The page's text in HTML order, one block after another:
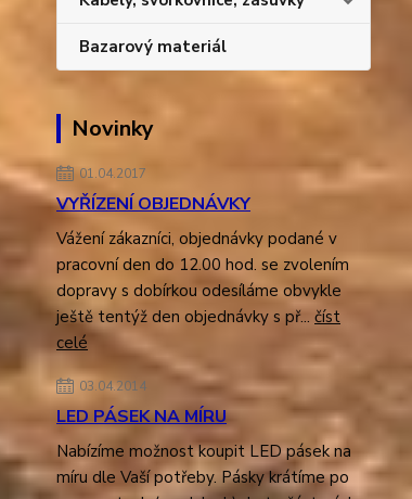
Bazarový materiál
Novinky
01.04.2017
VYŘÍZENÍ OBJEDNÁVKY
Vážení zákazníci, objednávky podané v
pracovní den do 12.00 hod. se zvolením
dopravy s dobírkou odesíláme obvykle
ještě tentýž den objednávky s př... číst
celé
03.04.2014
LED PÁSEK NA MÍRU
Nabízíme možnost koupit LED pásek na
míru dle Vaší potřeby. Pásky krátíme po